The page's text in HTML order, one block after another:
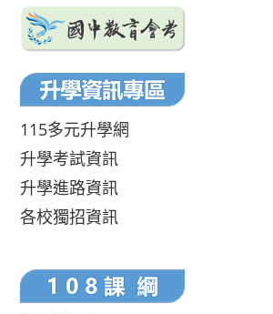
115多元升學網
升學考試資訊
升學進路資訊
各校獨招資訊